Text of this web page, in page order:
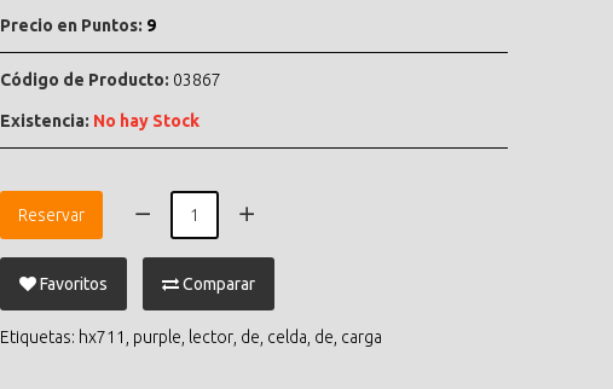
Precio en Puntos: 9
Código de Producto: 03867
Existencia: No hay Stock
Reservar
Favoritos Comparar
Etiquetas: hx711 purple lector de celda de carga